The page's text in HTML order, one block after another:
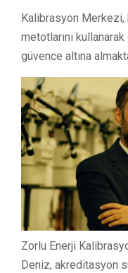
Kalibrasyon
metotlarını
güvence altına
Zorlu Enerji
Deniz, akreditasyon